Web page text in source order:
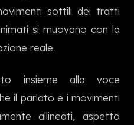
sottili dei tratti
si muovano con la
reale.
insieme alla voce
il parlato e i movimenti
allineati, aspetto